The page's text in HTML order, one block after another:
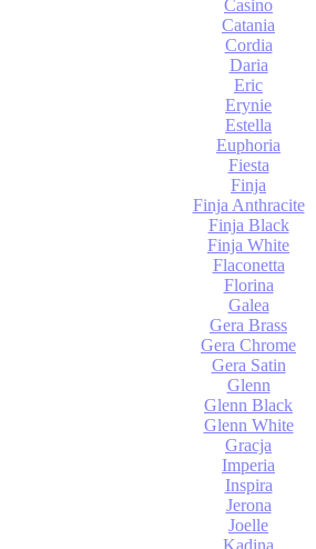
Casino
Catania
Cordia
Daria
Eric
Erynie
Estella
Euphoria
Fiesta
Finja
Finja Anthracite
Finja Black
Finja White
Flaconetta
Florina
Galea
Gera Brass
Gera Chrome
Gera Satin
Glenn
Glenn Black
Glenn White
Gracja
Imperia
Inspira
Jerona
Joelle
Kadina